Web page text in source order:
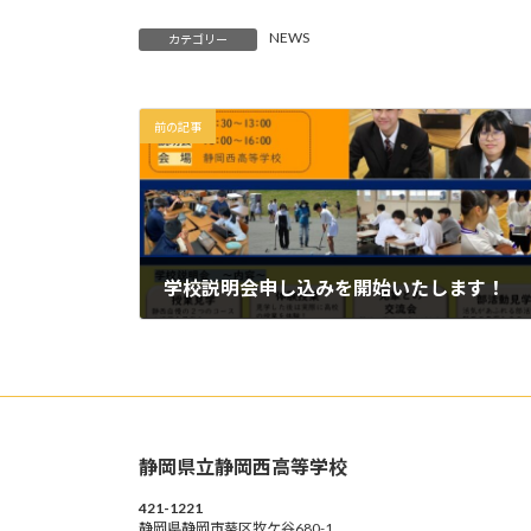
カテゴリー NEWS
前の記事
学校説明会申し込みを開始いたします！
静岡県立静岡西高等学校
421-1221